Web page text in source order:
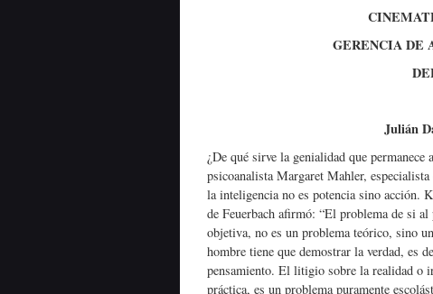
GERENCIA DE
Julián
¿De qué sirve la genialidad que
psicoanalista Margaret Mahler,
la inteligencia no es potencia sino acción.
de Feuerbach afirmó: “El problema de si
objetiva, no es un problema teórico, sino
hombre tiene que demostrar la verdad, es
pensamiento. El litigio sobre la realidad o
práctica, es un problema puramente